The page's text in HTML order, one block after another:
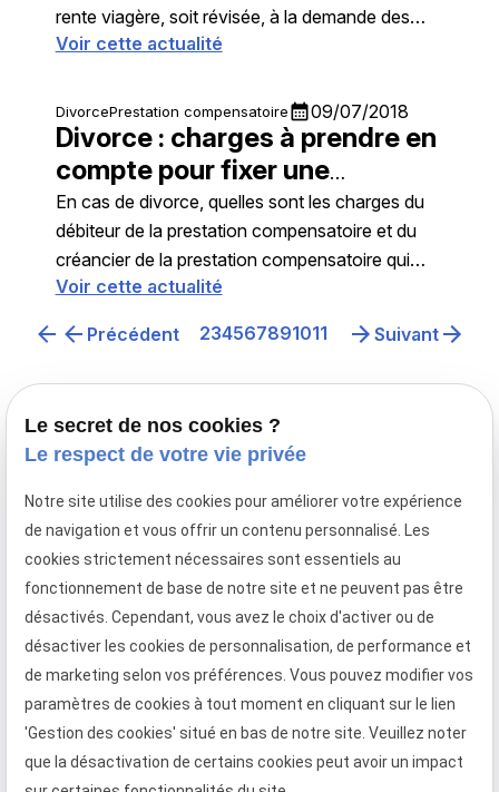
rente viagère, soit révisée, à la demande des
héritiers du défunt, débiteur de cette prestation
viagère
Voir cette actualité
DivorcePrestation compensatoirecalendar_month09/07/2018
Divorce : charges à prendre en
compte pour fixer une
prestation compensatoire
En cas de divorce, quelles sont les charges du
débiteur de la prestation compensatoire et du
créancier de la prestation compensatoire qui
doivent être prises en considération pour fixer le
l'épouse
Voir cette actualité
Précédent 234567891011 Suivant
Avocat en droit de la famille à Paris,
le cabinet Maître Laurence MAYER intervient en
France et en droit familial international.
Téléphone
01 88 24 37 13
Adresse Horaires
09:00 -
13:00/14:00
- 19:00
Lundi -
Vendredi
Le secret de nos cookies ?
Le respect de votre vie privée
Notre site utilise des cookies pour améliorer votre expérience
de navigation et vous offrir un contenu personnalisé. Les
cookies strictement nécessaires sont essentiels au
fonctionnement de base de notre site et ne peuvent pas être
désactivés. Cependant, vous avez le choix d'activer ou de
désactiver les cookies de personnalisation, de performance et
de marketing selon vos préférences. Vous pouvez modifier vos
paramètres de cookies à tout moment en cliquant sur le lien
'Gestion des cookies' situé en bas de notre site. Veuillez noter
que la désactivation de certains cookies peut avoir un impact